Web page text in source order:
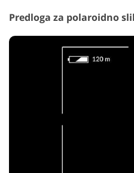
Predloga za polaroidno